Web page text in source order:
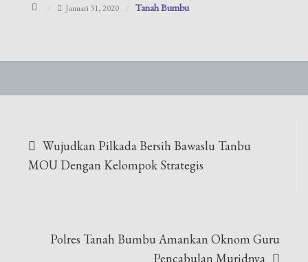
Januari 31, 2020 Tanah Bumbu
pos
Wujudkan Pilkada Bersih Bawaslu Tanbu
MOU Dengan Kelompok Strategis
Polres Tanah Bumbu Amankan Oknom Guru
Pencabulan Muridnya